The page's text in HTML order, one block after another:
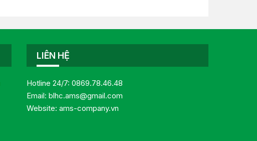
LIÊN HỆ
Hotline 24/7: 0869.78.46.48
Email: blhc.ams@gmail.com
Website: ams-company.vn